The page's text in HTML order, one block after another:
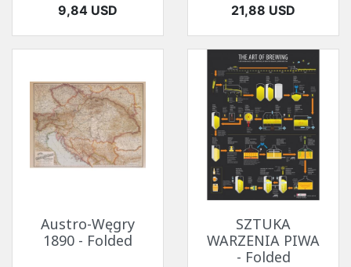
Cena
9,84 USD Cena
21,88 USD
Austro-Węgry
1890 - Folded
SZTUKA
WARZENIA PIWA
- Folded